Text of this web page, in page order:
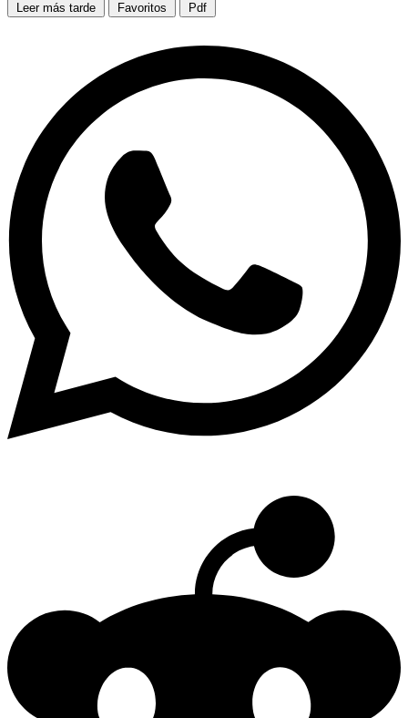
Leer más tarde Favoritos Pdf